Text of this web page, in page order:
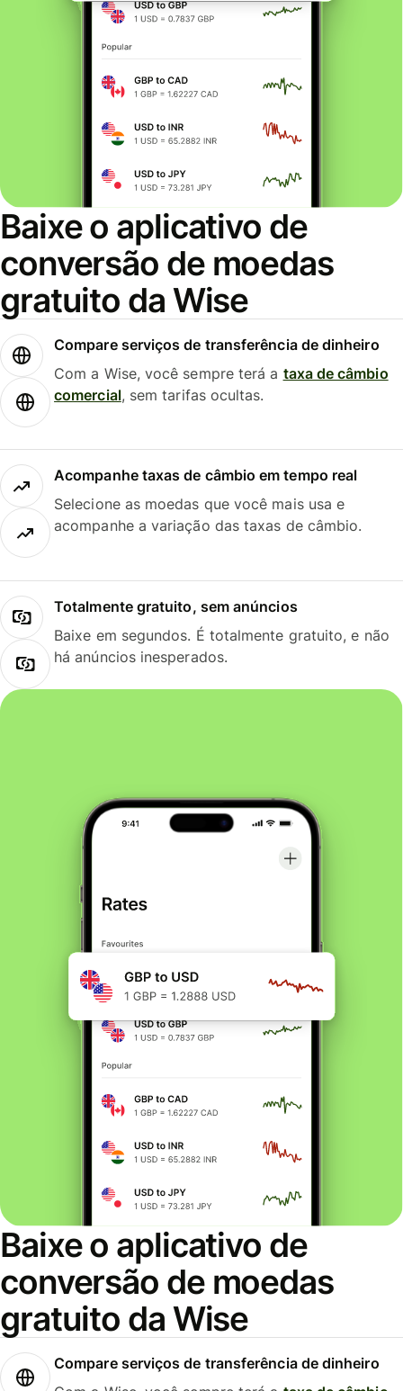
Baixe o aplicativo de
conversão de moedas
gratuito da Wise
Compare serviços de transferência de dinheiro
Com a Wise, você sempre terá a taxa de câmbio
comercial, sem tarifas ocultas.
Acompanhe taxas de câmbio em tempo real
Selecione as moedas que você mais usa e
acompanhe a variação das taxas de câmbio.
Totalmente gratuito, sem anúncios
Baixe em segundos. É totalmente gratuito, e não
há anúncios inesperados.
Baixe o aplicativo de
conversão de moedas
gratuito da Wise
Compare serviços de transferência de dinheiro